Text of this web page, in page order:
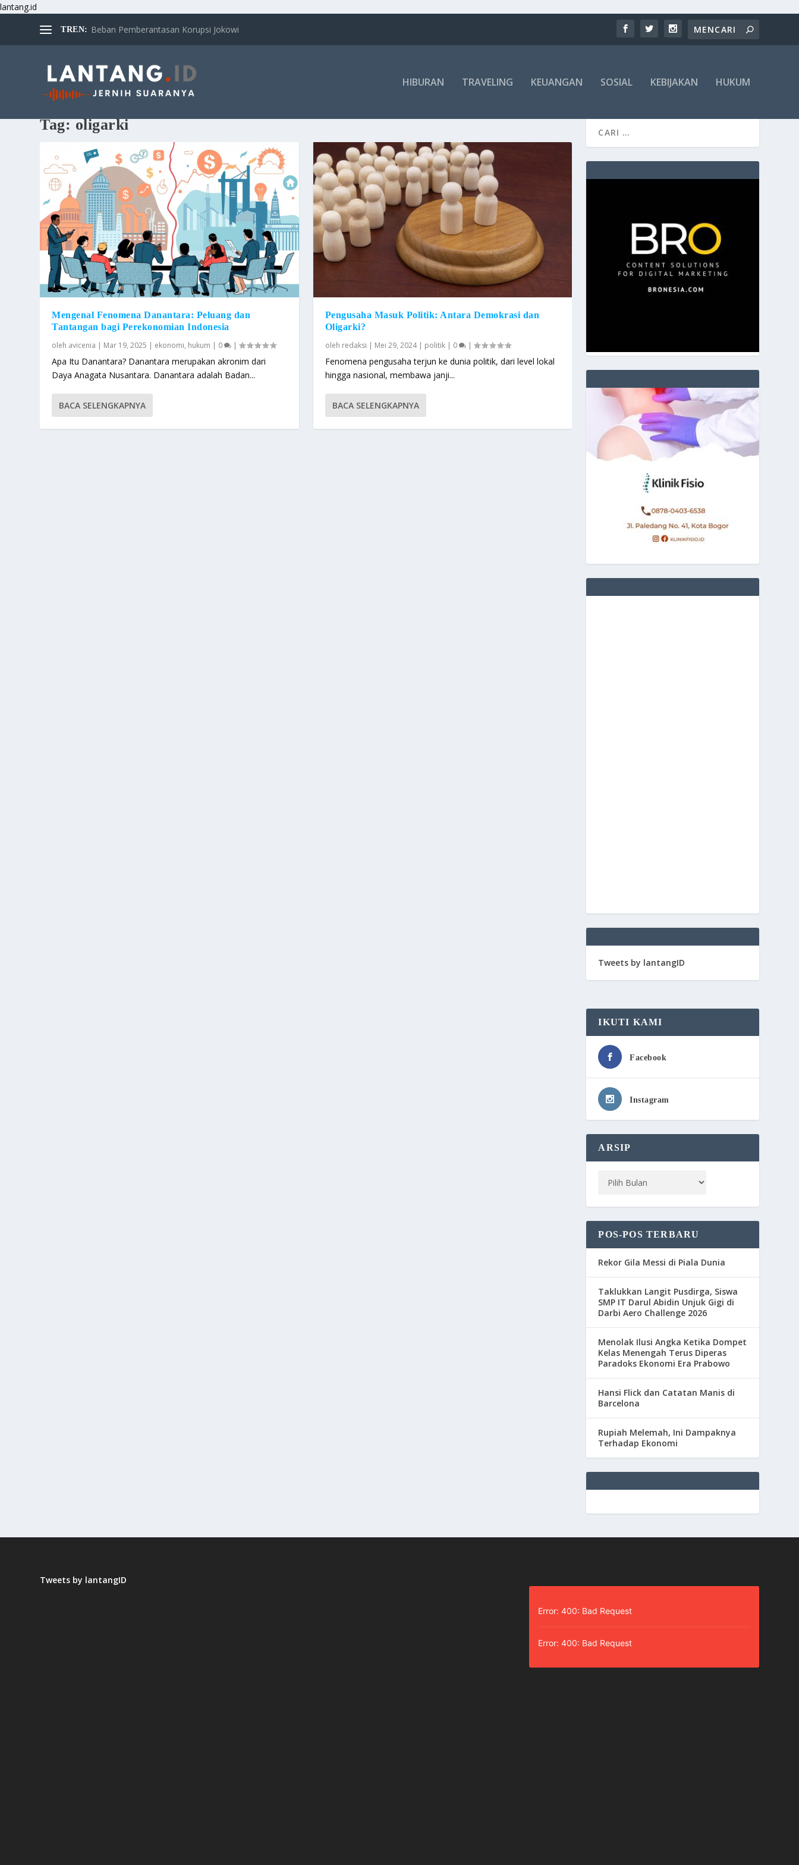
lantang.id
TREN: Beban Pemberantasan Korupsi Jokowi
HIBURAN TRAVELING KEUANGAN SOSIAL KEBIJAKAN HUKUM
Tag:oligarki
Mengenal Fenomena Danantara: Peluang dan
Tantangan bagi Perekonomian Indonesia
oleh avicenia | Mar 19, 2025 | ekonomi, hukum | 0 |
Apa Itu Danantara? Danantara merupakan akronim dari
Daya Anagata Nusantara. Danantara adalah Badan...
BACA SELENGKAPNYA
Pengusaha Masuk Politik: Antara Demokrasi dan
Oligarki?
oleh redaksi | Mei 29, 2024| politik| 0 |
Fenomena pengusaha terjun ke dunia politik, dari level lokal
hingga nasional, membawa janji...
BACA SELENGKAPNYA
Tweets by lantangID
IKUTI KAMI
Facebook
Instagram
ARSIP
POS-POS TERBARU
Rekor Gila Messi di Piala Dunia
Taklukkan Langit Pusdirga, Siswa
SMP IT Darul Abidin Unjuk Gigi di
Darbi Aero Challenge 2026
Menolak Ilusi Angka Ketika Dompet
Kelas Menengah Terus Diperas
Paradoks Ekonomi Era Prabowo
Hansi Flick dan Catatan Manis di
Barcelona
Rupiah Melemah, Ini Dampaknya
Terhadap Ekonomi
Tweets by lantangID
Error: 400: Bad Request
Error: 400: Bad Request